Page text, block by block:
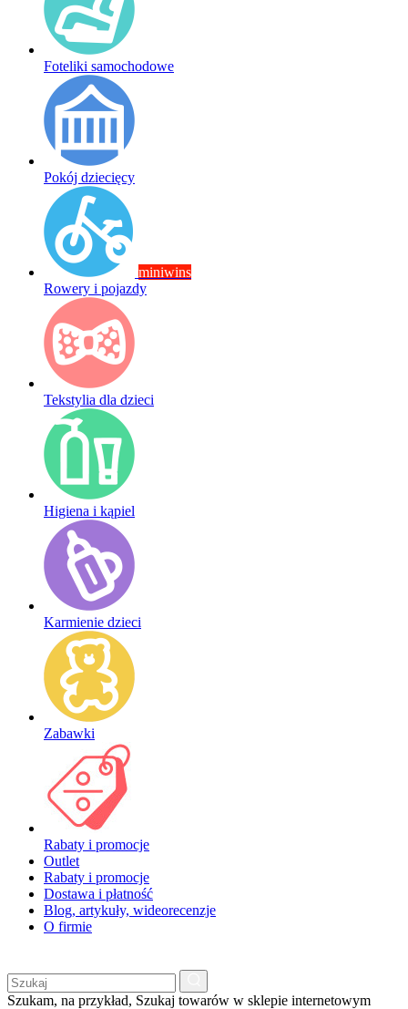
Foteliki samochodowe
Pokój dziecięcy
miniwins
Rowery i pojazdy
Tekstylia dla dzieci
Higiena i kąpiel
Karmienie dzieci
Zabawki
Rabaty i promocje
Outlet
Rabaty i promocje
Dostawa i płatność
Blog, artykuły, wideorecenzje
O firmie
Szukam, na przykład, Szukaj towarów w sklepie internetowym